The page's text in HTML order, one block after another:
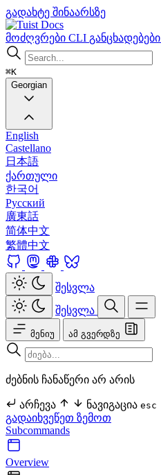
გადახტე შინაარსზე
Docs
მოძღვრები CLI განცხადებები
⌘K
Georgian
English
Castellano
日本語
ქართული
한국어
Русский
廣東話
简体中文
繁體中文
შესვლა
შესვლა
მენიუ ამ გვერდზე
ძებნის ჩანაწერი არ არის
არჩევა ნავიგაცია esc
გადაიხვეწეთ ზემოთ
Subcommands
Overview